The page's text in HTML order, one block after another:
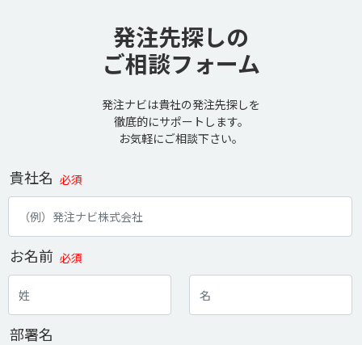
発注先探しの
ご相談フォーム
発注ナビは貴社の発注先探しを
徹底的にサポートします。
お気軽にご相談下さい。
貴社名 必須
お名前 必須
部署名